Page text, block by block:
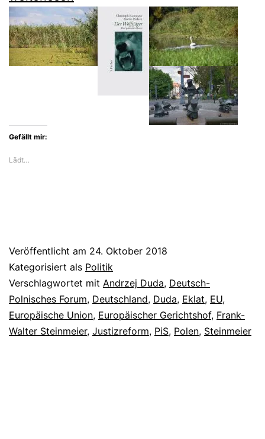
Duda
eskaliert
die
Gefällt mir:
Lädt…
Veröffentlicht am 24. Oktober 2018
Kategorisiert als Politik
Verschlagwortet mit Andrzej Duda, Deutsch-
Polnisches Forum, Deutschland, Duda, Eklat, EU,
Europäische Union, Europäischer Gerichtshof, Frank-
Walter Steinmeier, Justizreform, PiS, Polen, Steinmeier